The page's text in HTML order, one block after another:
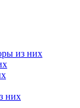
из них
них